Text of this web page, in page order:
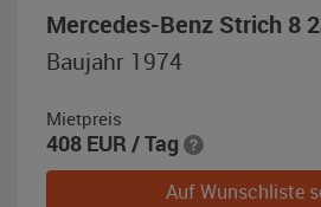
Mercedes-Benz Strich 8
Baujahr 1974
Mietpreis
408 EUR / Tag
Auf Wunschliste